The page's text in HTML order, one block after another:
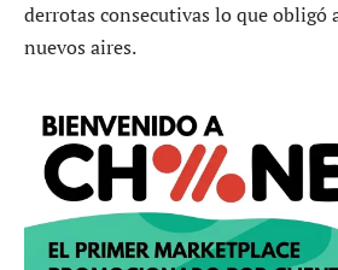
derrotas consecutivas lo que obligó
nuevos aires.